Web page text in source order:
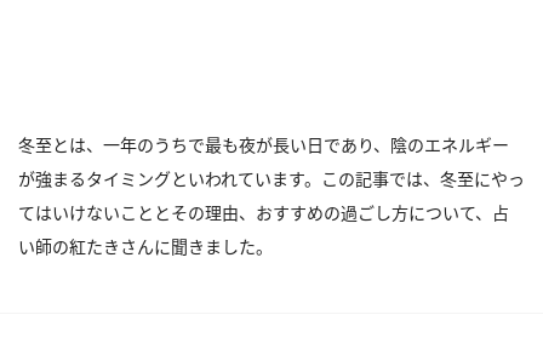
冬至とは、一年のうちで最も夜が長い日であり、陰のエネルギー
が強まるタイミングといわれています。この記事では、冬至にやっ
てはいけないこととその理由、おすすめの過ごし方について、占
い師の紅たきさんに聞きました。